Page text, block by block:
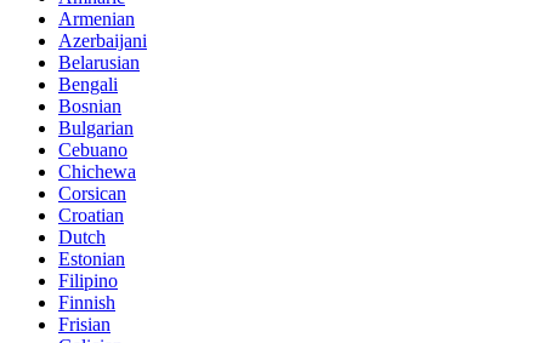
Armenian
Azerbaijani
Belarusian
Bengali
Bosnian
Bulgarian
Cebuano
Chichewa
Corsican
Croatian
Dutch
Estonian
Filipino
Finnish
Frisian